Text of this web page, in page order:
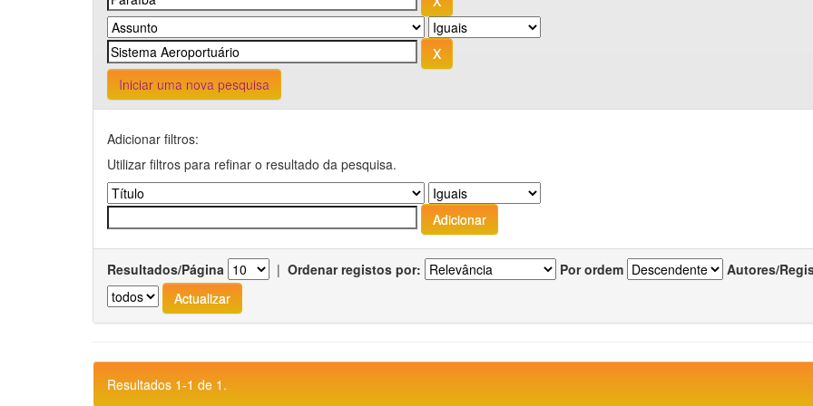
Iniciar uma nova pesquisa
Adicionar filtros:
Utilizar filtros para refinar o resultado da pesquisa.
Resultados/Página | Ordenar registos por: Por ordem Autores/
Resultados 1-1 de 1.